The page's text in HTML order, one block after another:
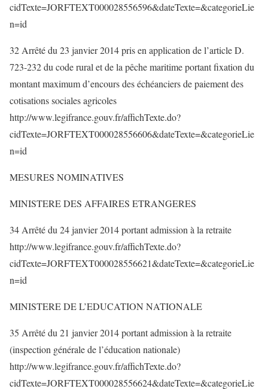
cidTexte=JORFTEXT000028556596&dateTexte=&categorieLie
n=id
32 Arrêté du 23 janvier 2014 pris en application de l’article D.
723-232 du code rural et de la pêche maritime portant fixation du
montant maximum d’encours des échéanciers de paiement des
cotisations sociales agricoles
http://www.legifrance.gouv.fr/affichTexte.do?
cidTexte=JORFTEXT000028556606&dateTexte=&categorieLie
n=id
MESURES NOMINATIVES
MINISTERE DES AFFAIRES ETRANGERES
34 Arrêté du 24 janvier 2014 portant admission à la retraite
http://www.legifrance.gouv.fr/affichTexte.do?
cidTexte=JORFTEXT000028556621&dateTexte=&categorieLie
n=id
MINISTERE DE L’EDUCATION NATIONALE
35 Arrêté du 21 janvier 2014 portant admission à la retraite
(inspection générale de l’éducation nationale)
http://www.legifrance.gouv.fr/affichTexte.do?
cidTexte=JORFTEXT000028556624&dateTexte=&categorieLie